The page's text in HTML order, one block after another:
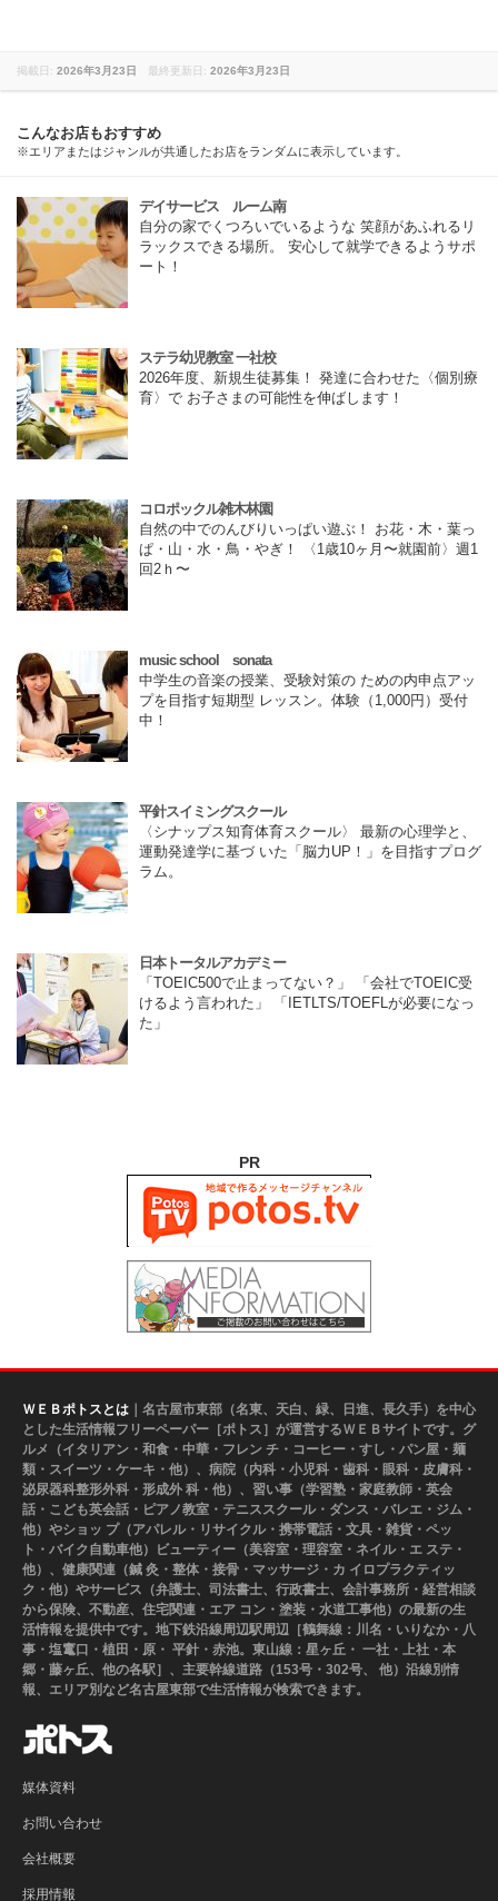
掲載日: 2026年3月23日 最終更新日: 2026年3月23日
こんなお店もおすすめ
※エリアまたはジャンルが共通したお店をランダムに表示しています。
デイサービス ルーム南
自分の家でくつろいでいるような 笑顔があふれるリ
ラックスできる場所。 安心して就学できるようサポ
ート！
ステラ幼児教室 一社校
2026年度、新規生徒募集！ 発達に合わせた〈個別療
育〉で お子さまの可能性を伸ばします！
コロポックル雑木林園
自然の中でのんびりいっぱい遊ぶ！ お花・木・葉っ
ぱ・山・水・鳥・やぎ！ 〈1歳10ヶ月〜就園前〉週1
回2ｈ〜
music school sonata
中学生の音楽の授業、受験対策の ための内申点アッ
プを目指す短期型 レッスン。体験（1,000円）受付
中！
平針スイミングスクール
〈シナップス知育体育スクール〉 最新の心理学と、
運動発達学に基づ いた「脳力UP！」を目指すプログ
ラム。
日本トータルアカデミー
「TOEIC500で止まってない？」 「会社でTOEIC受
けるよう言われた」 「IETLTS/TOEFLが必要になっ
た」
PR
ＷＥＢポトスとは ｜名古屋市東部（名東、天白、緑、日進、長久手）を中心
とした生活情報フリーペーパー［ポトス］が運営するＷＥＢサイトです。グ
ルメ（イタリアン・和食・中華・フレン チ・コーヒー・すし・パン屋・麺
類・スイーツ・ケーキ・他）、病院（内科・小児科・歯科・眼科・皮膚科・
泌尿器科整形外科・形成外 科・他）、習い事（学習塾・家庭教師・英会
話・こども英会話・ピアノ教室・テニススクール・ダンス・バレエ・ジム・
他）やショッ プ（アパレル・リサイクル・携帯電話・文具・雑貨・ペッ
ト・バイク自動車他）ビューティー（美容室・理容室・ネイル・エ ステ・
他）、健康関連（鍼 灸・整体・接骨・マッサージ・カ イロプラクティッ
ク・他）やサービス（弁護士、司法書士、行政書士、会計事務所・経営相談
から保険、不動産、住宅関連・エア コン・塗装・水道工事他）の最新の生
活情報を提供中です。地下鉄沿線周辺駅周辺［鶴舞線：川名・いりなか・八
事・塩竃口・植田・原・ 平針・赤池。東山線：星ヶ丘・ 一社・上社・本
郷・藤ヶ丘、他の各駅］、主要幹線道路（153号・302号、 他）沿線別情
報、エリア別など名古屋東部で生活情報が検索できます。
媒体資料
お問い合わせ
会社概要
採用情報